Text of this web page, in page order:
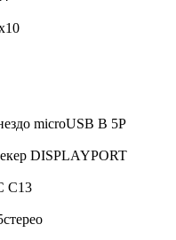
microUSB B 5P
DISPLAYPORT
C13